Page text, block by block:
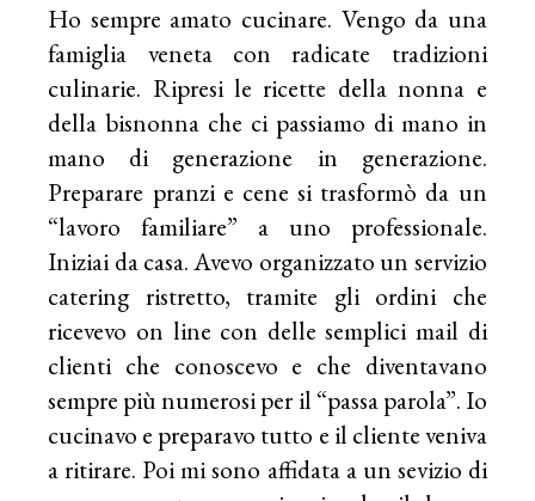
Ho sempre amato cucinare. Vengo da una
famiglia veneta con radicate tradizioni
culinarie. Ripresi le ricette della nonna e
della bisnonna che ci passiamo di mano in
mano di generazione in generazione.
Preparare pranzi e cene si trasformò da un
“lavoro familiare” a uno professionale.
Iniziai da casa. Avevo organizzato un servizio
catering ristretto, tramite gli ordini che
ricevevo on line con delle semplici mail di
clienti che conoscevo e che diventavano
sempre più numerosi per il “passa parola”. Io
cucinavo e preparavo tutto e il cliente veniva
a ritirare. Poi mi sono affidata a un sevizio di